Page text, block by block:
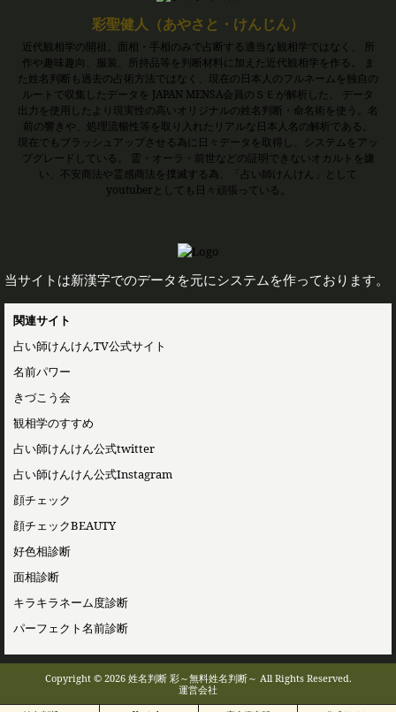
彩聖健人（あやさと・けんじん）
近代観相学の開祖。面相・手相のみで占断する適当な観相学ではなく、 所
作や趣味趣向、服装、所持品等を判断材料に加えた近代観相学を作る。 ま
た姓名判断も過去の占術方法ではなく、現在の日本人のフルネームを独自の
ルートで収集したデータを JAPAN MENSA会員のＳＥが解析した、 データ
出力を使用したより現実性の高いオリジナルの姓名判断・命名術を使う。名
前の響きや、処理流暢性等を取り入れたリアルな日本人名の解析である。
現在でもブラッシュアップさせる為に日々データを取得し、システムをアッ
プグレードしている。 霊・オーラ・前世などの証明できないオカルトを嫌
い、不安商法や霊感商法を撲滅する為、「占い師けんけん」として
youtuberとしても日々頑張っている。
当サイトは新漢字でのデータを元にシステムを作っております。
関連サイト
占い師けんけんTV公式サイト
名前パワー
きづこう会
観相学のすすめ
占い師けんけん公式twitter
占い師けんけん公式Instagram
顔チェック
顔チェックBEAUTY
好色相診断
面相診断
キラキラネーム度診断
パーフェクト名前診断
Copyright © 2026 姓名判断 彩～無料姓名判断～ All Rights Reserved.
運営会社